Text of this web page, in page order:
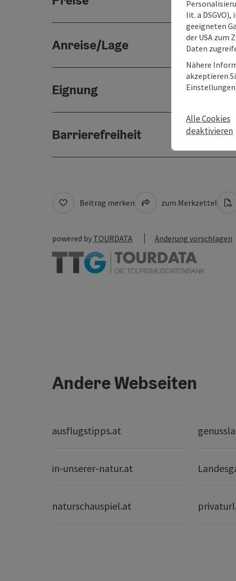
Anreise/Lage
Eignung
Barrierefreiheit
Beitrag merken zum Merkzettel
powered by TOURDATA Änderung vorschlagen
Andere Webseiten
ausflugstipps.at
in-unserer-natur.at
naturschauspiel.at
lit. a
geeigneten
der USA zum
Daten
Nähere
akzeptieren
Alle Cookies
deaktivieren